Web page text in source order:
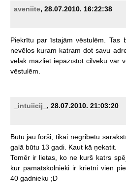
aveniite, 28.07.2010. 16:22:38
Piekrītu par īstajām vēstulēm. Tas
nevēlos kuram katram dot savu
vēlāk mazliet iepazīstot cilvēku var
vēstulēm.
_intuiicij_ , 28.07.2010. 21:03:20
Būtu jau forši, tikai negribētu
galā būtu 13 gadi. Kaut kā ņekatit.
Tomēr ir lietas, ko ne kurš katrs
kur pamatskolnieki ir krietni vien
40 gadnieku ;D